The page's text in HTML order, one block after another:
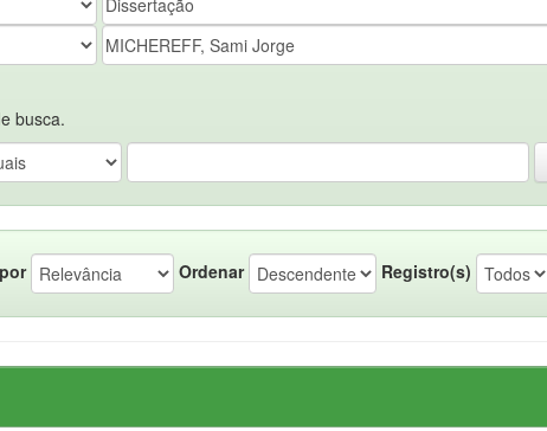
busca.
Ordenar Registro(s)